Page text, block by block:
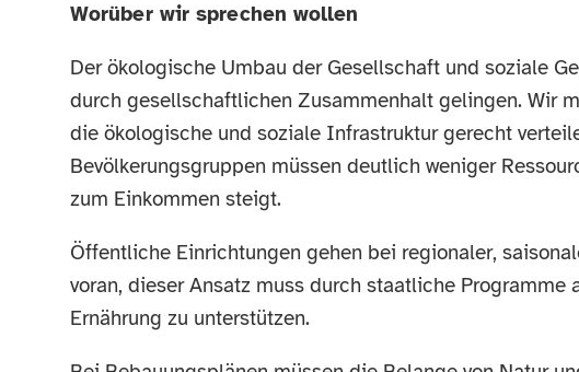
Worüber wir sprechen wollen
Der ökologische Umbau der Gesellschaft und soziale
durch gesellschaftlichen Zusammenhalt gelingen. Wir
die ökologische und soziale Infrastruktur gerecht
Bevölkerungsgruppen müssen deutlich weniger
zum Einkommen steigt.
Öffentliche Einrichtungen gehen bei regionaler,
voran, dieser Ansatz muss durch staatliche
Ernährung zu unterstützen.